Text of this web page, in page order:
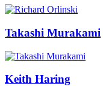
Takashi Murakami
Keith Haring